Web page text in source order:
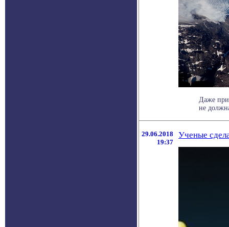
Даже при
не
29.06.2018
19:37
Ученые